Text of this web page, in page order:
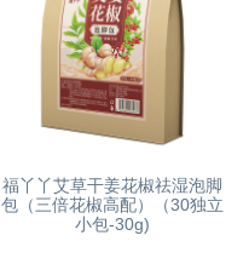
福丫丫艾草干姜花椒祛湿泡脚
包（三倍花椒高配）（30独立
小包-30g)